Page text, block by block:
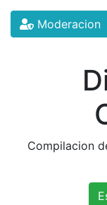
Moderacion
Compilacion